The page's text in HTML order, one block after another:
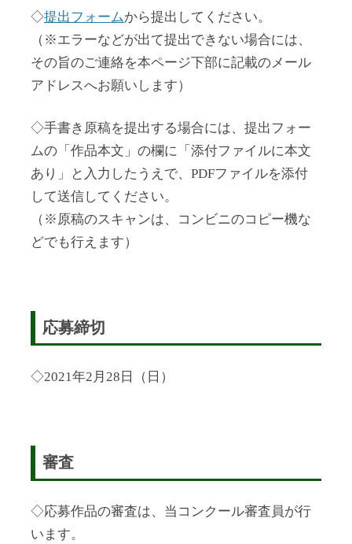
◇提出フォームから提出してください。
（※エラーなどが出て提出できない場合には、
その旨のご連絡を本ページ下部に記載のメール
アドレスへお願いします）
◇手書き原稿を提出する場合には、提出フォー
ムの「作品本文」の欄に「添付ファイルに本文
あり」と入力したうえで、PDFファイルを添付
して送信してください。
（※原稿のスキャンは、コンビニのコピー機な
どでも行えます）
応募締切
◇2021年2月28日（日）
審査
◇応募作品の審査は、当コンクール審査員が行
います。